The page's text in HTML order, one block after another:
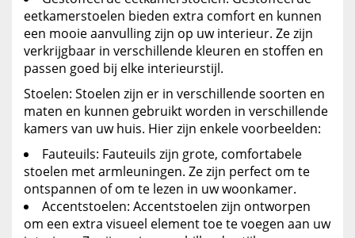
eetkamerstoelen bieden extra comfort en kunnen
een mooie aanvulling zijn op uw interieur. Ze zijn
verkrijgbaar in verschillende kleuren en stoffen en
passen goed bij elke interieurstijl.
Stoelen: Stoelen zijn er in verschillende soorten en
maten en kunnen gebruikt worden in verschillende
kamers van uw huis. Hier zijn enkele voorbeelden:
Fauteuils: Fauteuils zijn grote, comfortabele
stoelen met armleuningen. Ze zijn perfect om te
ontspannen of om te lezen in uw woonkamer.
Accentstoelen: Accentstoelen zijn ontworpen
om een extra visueel element toe te voegen aan uw